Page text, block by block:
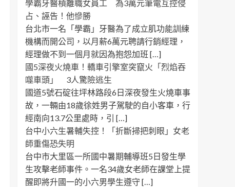
學霸牙醫槓離職女員工 為3萬元筆電互控侵
占、誣告！他慘勝
台北市一名「學霸」牙醫為了成立肌功能訓練
機構而開公司，以月薪6萬元聘請行銷經理，
經理做不到一個月就因為抱怨加班 […]
國5深夜火燒車！轎車引擎室突竄火「烈焰吞
噬車頭」 3人驚險逃生
國道5號石碇往坪林路段6日深夜發生火燒車事
故，一輛由18歲徐姓男子駕駛的自小客車，行
經南向13.7公里處時，引 […]
台中小六生暑輔失控！「折斷掃把刺眼」女老
師重傷恐失明
台中市大里區一所國中暑期輔導班5日發生學
生攻擊老師事件。一名34歲女老師在課堂上提
醒即將升國一的小六男學生遵守 […]